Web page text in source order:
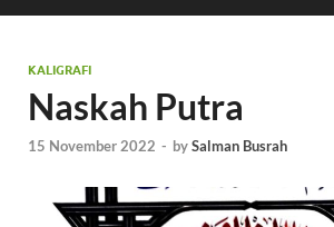
KALIGRAFI
Naskah Putra
15 November 2022 - bySalman Busrah